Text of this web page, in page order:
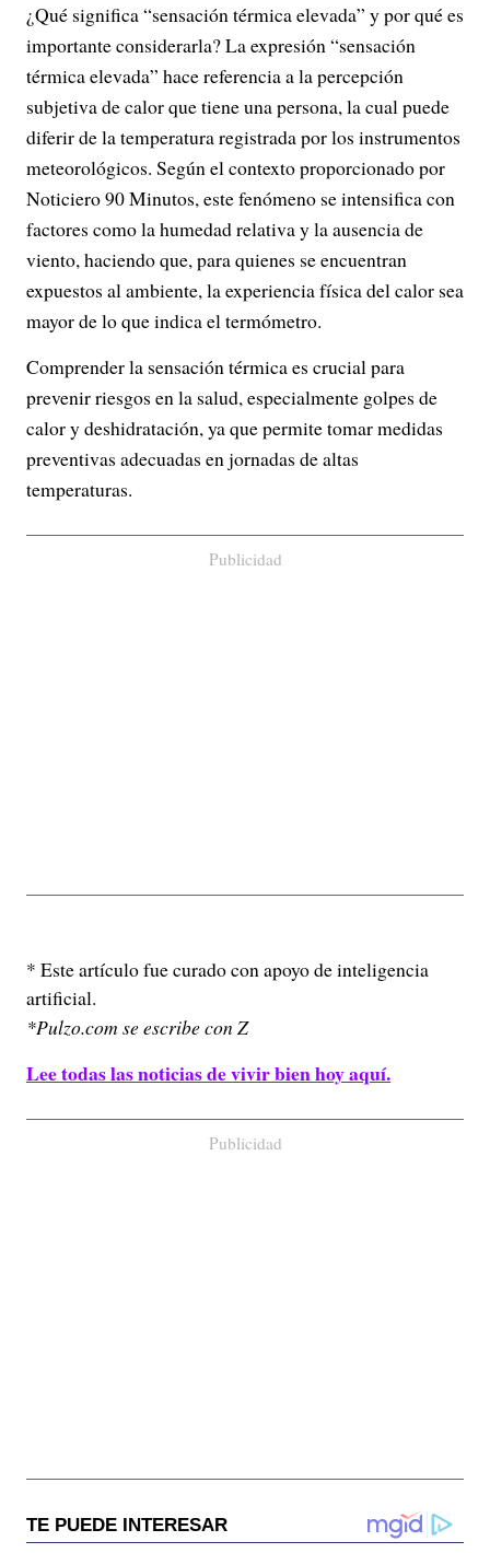
¿Qué significa “sensación térmica elevada” y por qué es
importante considerarla? La expresión “sensación
térmica elevada” hace referencia a la percepción
subjetiva de calor que tiene una persona, la cual puede
diferir de la temperatura registrada por los instrumentos
meteorológicos. Según el contexto proporcionado por
Noticiero 90 Minutos, este fenómeno se intensifica con
factores como la humedad relativa y la ausencia de
viento, haciendo que, para quienes se encuentran
expuestos al ambiente, la experiencia física del calor sea
mayor de lo que indica el termómetro.
Comprender la sensación térmica es crucial para
prevenir riesgos en la salud, especialmente golpes de
calor y deshidratación, ya que permite tomar medidas
preventivas adecuadas en jornadas de altas
temperaturas.
Publicidad
* Este artículo fue curado con apoyo de inteligencia
artificial.
*Pulzo.com se escribe con Z
Lee todas las noticias de vivir bien hoy aquí.
Publicidad